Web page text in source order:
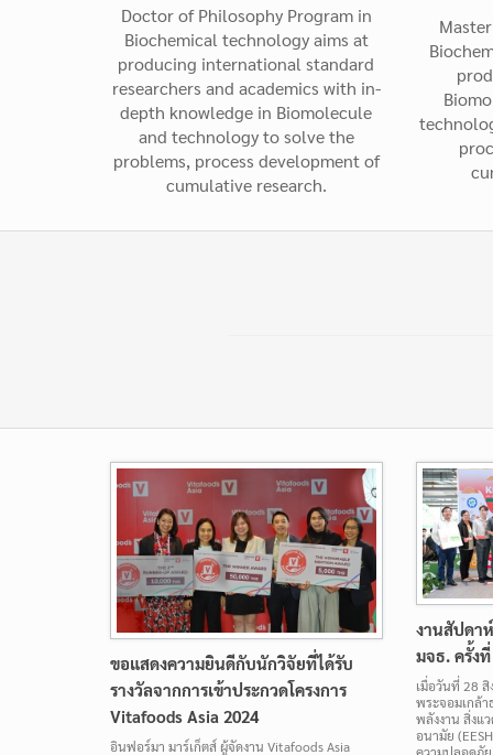
Doctor of Philosophy Program in
Biochemical technology aims at
producing international standard
researchers and academics with in-
depth knowledge in Biomolecule
and technology to solve the
problems, process development of
cumulative research.
ขอแสดงความยินดีกับนักวิจัยที่ได้รับ
รางวัลจากการเข้าประกวดโครงการ
Vitafoods Asia 2024
อินฟอร์มา มาร์เก็ตส์ ผู้จัดงาน Vitafoods Asia
งานสัปดา
มจธ. ครั้ง
เมื่อวันที่ 28
พระจอมเกล้
พลังงาน สิ่งแ
อนามัย
ความปลอดภั